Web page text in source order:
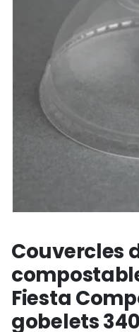
Couvercles
Fiesta
gobelets